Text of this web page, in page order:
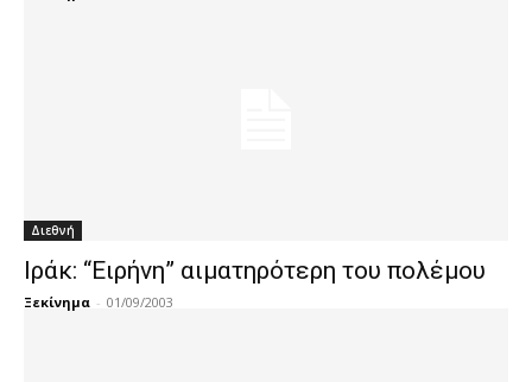
Διεθνή
Ιράκ: “Ειρήνη” αιματηρότερη του πολέμου
Ξεκίνημα - 01/09/2003